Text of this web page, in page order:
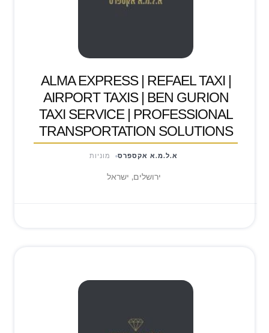
ALMA EXPRESS | REFAEL TAXI |
AIRPORT TAXIS | BEN GURION
TAXI SERVICE | PROFESSIONAL
TRANSPORTATION SOLUTIONS
א.ל.מ.א אקספרס מוניות
ירושלים, ישראל